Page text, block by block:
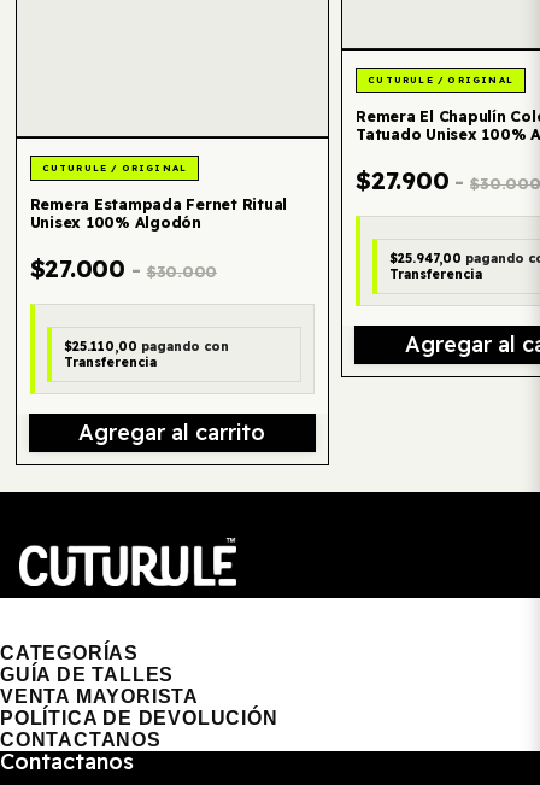
Remera Estampada Fernet Ritual
Unisex 100% Algodón
$27.000 - $30.000
$25.110,00 pagando con
Transferencia
Agregar al carrito
Remera El Chapulín
Tatuado Unisex 100%
$27.900 - $30.000
$25.947,00 pagando
Transferencia
Agregar al
CATEGORÍAS
GUÍA DE TALLES
VENTA MAYORISTA
POLÍTICA DE DEVOLUCIÓN
CONTACTANOS
Contactanos